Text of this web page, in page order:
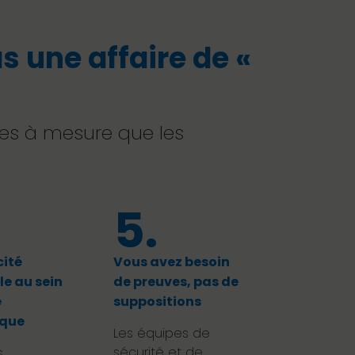
une affaire de «
à mesure que les
au sein
5.
Vous avez besoin
de preuves, pas de
suppositions
Les équipes de